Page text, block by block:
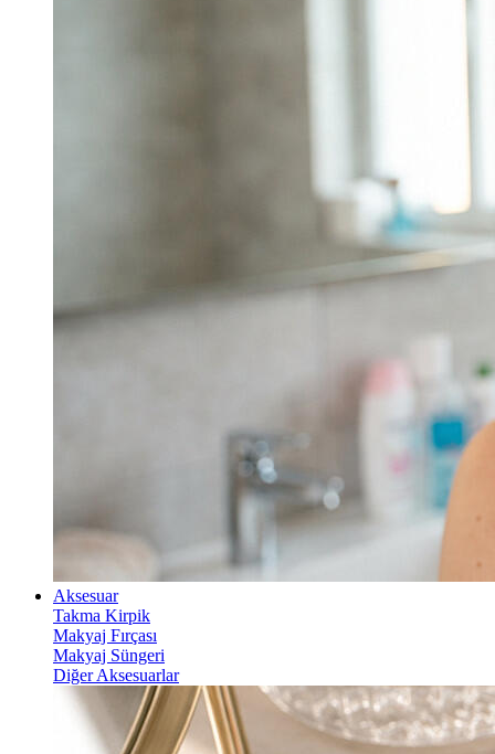
Aksesuar
Takma Kirpik
Makyaj Fırçası
Makyaj Süngeri
Diğer Aksesuarlar